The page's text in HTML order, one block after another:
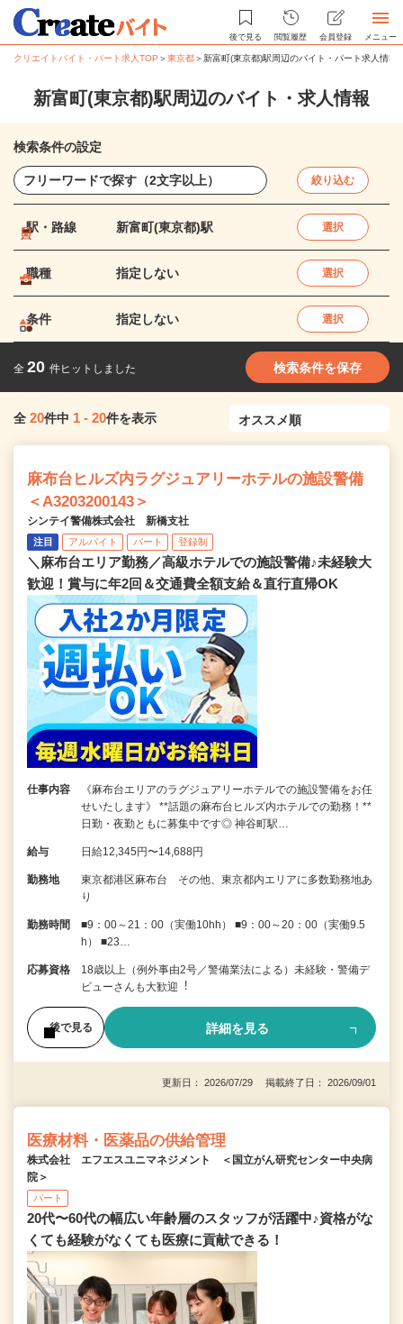
後で見る 閲覧履歴 会員登録 メニュー
クリエイトバイト・パート求人TOP ＞東京都＞新富町(東京都)駅周辺のバイト・パート求人情報
新富町(東京都)駅周辺のバイト・求人情報
検索条件の設定
絞り込む
駅・路線 新富町(東京都)駅 選択
職種 指定しない 選択
条件 指定しない 選択
全 20 件ヒットしました 検索条件を保存
全 20件中 1 - 20件を表示
麻布台ヒルズ内ラグジュアリーホテルの施設警備
＜A3203200143＞
シンテイ警備株式会社 新橋支社
注目 アルバイト パート 登録制
＼麻布台エリア勤務／高級ホテルでの施設警備♪未経験大
歓迎！賞与に年2回＆交通費全額支給＆直行直帰OK
仕事内容
《麻布台エリアのラグジュアリーホテルでの施設警備をお任
せいたします》 **話題の麻布台ヒルズ内ホテルでの勤務！**
日勤・夜勤ともに募集中です◎ 神谷町駅…
給与 日給12,345円〜14,688円
勤務地
東京都港区麻布台 その他、東京都内エリアに多数勤務地あ
り
勤務時間
■9：00～21：00（実働10hh） ■9：00～20：00（実働9.5
h） ■23…
応募資格
18歳以上（例外事由2号／警備業法による）未経験・警備デ
ビューさんも⼤歓迎︕
後で見る 詳細を見る
更新日： 2026/07/29 掲載終了日： 2026/09/01
医療材料・医薬品の供給管理
株式会社 エフエスユニマネジメント ＜国立がん研究センター中央病
院＞
パート
20代〜60代の幅広い年齢層のスタッフが活躍中♪資格がな
くても経験がなくても医療に貢献できる！